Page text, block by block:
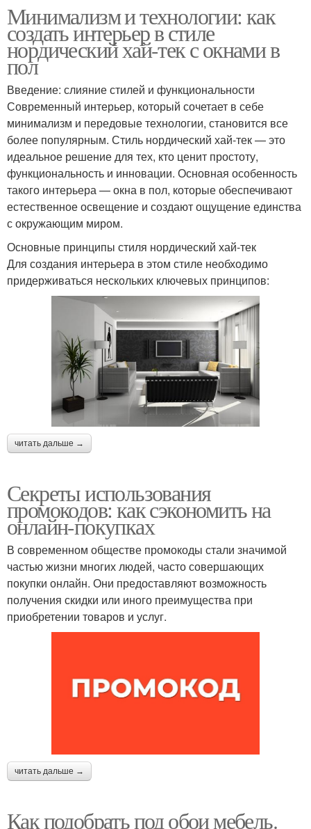
Минимализм и технологии: как
создать интерьер в стиле
нордический хай-тек с окнами в
пол
Введение: слияние стилей и функциональности
Современный интерьер, который сочетает в себе
минимализм и передовые технологии, становится все
более популярным. Стиль нордический хай-тек — это
идеальное решение для тех, кто ценит простоту,
функциональность и инновации. Основная особенность
такого интерьера — окна в пол, которые обеспечивают
естественное освещение и создают ощущение единства
с окружающим миром.
Основные принципы стиля нордический хай-тек
Для создания интерьера в этом стиле необходимо
придерживаться нескольких ключевых принципов:
читать дальше →
Секреты использования
промокодов: как сэкономить на
онлайн-покупках
В современном обществе промокоды стали значимой
частью жизни многих людей, часто совершающих
покупки онлайн. Они предоставляют возможность
получения скидки или иного преимущества при
приобретении товаров и услуг.
читать дальше →
Как подобрать под обои мебель.